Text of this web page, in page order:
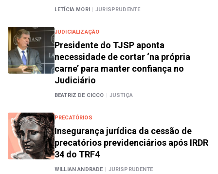
LETÍCIA MORI | JURISPRUDENTE
JUDICIALIZAÇÃO
Presidente do TJSP aponta
necessidade de cortar ‘na própria
carne’ para manter confiança no
Judiciário
BEATRIZ DE CICCO | JUSTIÇA
PRECATÓRIOS
Insegurança jurídica da cessão de
precatórios previdenciários após IRDR
34 do TRF4
WILLIAN ANDRADE | JURISPRUDENTE